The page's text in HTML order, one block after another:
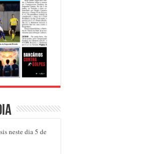
neste dia 5 de